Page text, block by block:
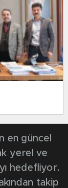
en güncel
yerel ve
hedefliyor.
takip